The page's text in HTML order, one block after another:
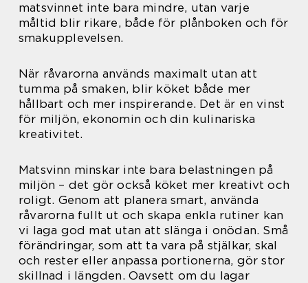
matsvinnet inte bara mindre, utan varje
måltid blir rikare, både för plånboken och för
smakupplevelsen.
När råvarorna används maximalt utan att
tumma på smaken, blir köket både mer
hållbart och mer inspirerande. Det är en vinst
för miljön, ekonomin och din kulinariska
kreativitet.
Matsvinn minskar inte bara belastningen på
miljön – det gör också köket mer kreativt och
roligt. Genom att planera smart, använda
råvarorna fullt ut och skapa enkla rutiner kan
vi laga god mat utan att slänga i onödan. Små
förändringar, som att ta vara på stjälkar, skal
och rester eller anpassa portionerna, gör stor
skillnad i längden. Oavsett om du lagar